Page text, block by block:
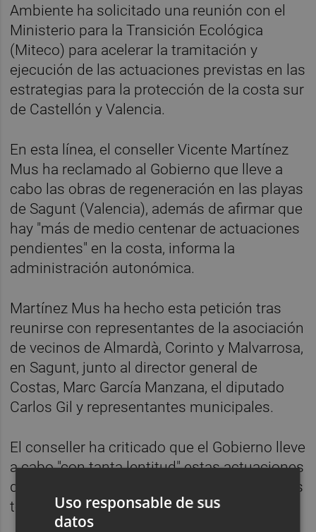
Ambiente ha solicitado una reunión con el
Ministerio para la Transición Ecológica
(Miteco) para acelerar la tramitación y
ejecución de las actuaciones previstas en las
estrategias para la protección de la costa sur
de Castellón y Valencia.
En esta línea, el conseller Vicente Martínez
Mus ha reclamado al Gobierno que lleve a
cabo las obras de regeneración en las playas
de Sagunt (Valencia), además de afirmar que
hay "más de medio centenar de actuaciones
pendientes" en la costa, informa la
administración autonómica.
Martínez Mus ha hecho esta petición tras
reunirse con representantes de la asociación
de vecinos de Almardà, Corinto y Malvarrosa,
en Sagunt, junto al director general de
Costas, Marc García Manzana, el diputado
Carlos Gil y representantes municipales.
El conseller ha criticado que el Gobierno lleve
a cabo "con tanta lentitud" estas actuaciones
dirigidas a paliar y prevenir los efectos de los
temporales sobre las costas valencianas.
Uso responsable de sus
datos